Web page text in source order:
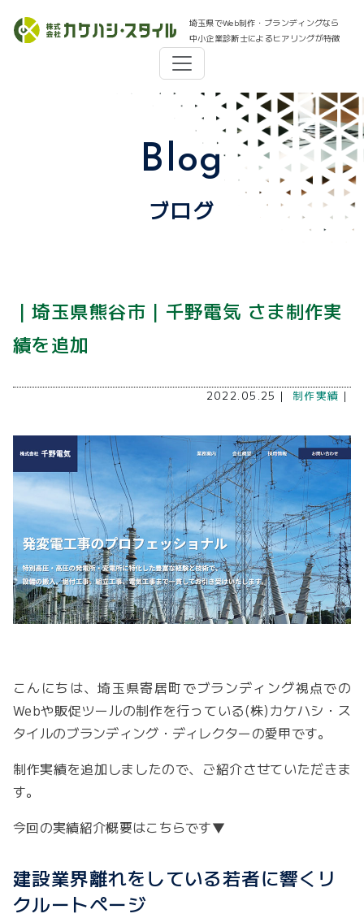
埼玉県でWeb制作・ブランディングなら
中小企業診断士によるヒアリングが特徴
Blog
ブログ
｜埼玉県熊谷市｜千野電気 さま制作実
績を追加
2022.05.25｜ 制作実績 ｜
こんにちは、埼玉県寄居町でブランディング視点での
Webや販促ツールの制作を行っている(株)カケハシ・ス
タイルのブランディング・ディレクターの愛甲です。
制作実績を追加しましたので、ご紹介させていただきま
す。
今回の実績紹介概要はこちらです▼
建設業界離れをしている若者に響くリ
クルートページ